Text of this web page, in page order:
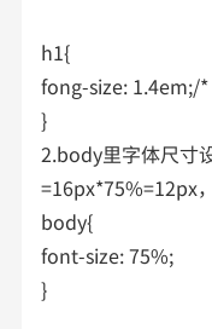
h1{
fong-size: 1.4em;/
}
2.body里字体尺寸
=16px*75%=12px
body{
font-size: 75%;
}